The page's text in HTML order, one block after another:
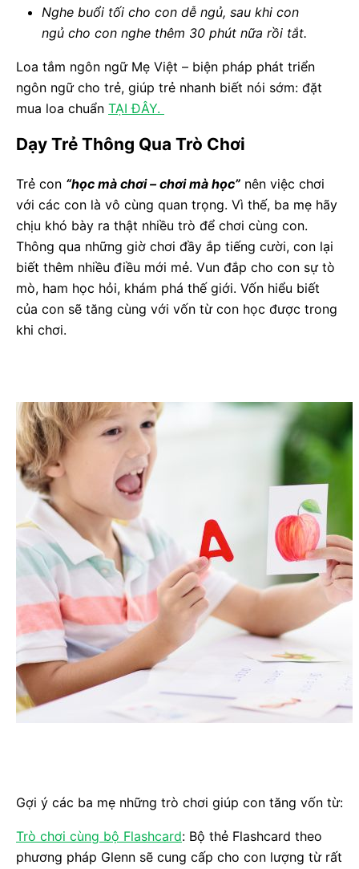
Nghe buổi tối cho con dễ ngủ, sau khi con
ngủ cho con nghe thêm 30 phút nữa rồi tắt.
Loa tắm ngôn ngữ Mẹ Việt – biện pháp phát triển
ngôn ngữ cho trẻ, giúp trẻ nhanh biết nói sớm: đặt
mua loa chuẩn TẠI ĐÂY.
Dạy Trẻ Thông Qua Trò Chơi
Trẻ con “học mà chơi – chơi mà học” nên việc chơi
với các con là vô cùng quan trọng. Vì thế, ba mẹ hãy
chịu khó bày ra thật nhiều trò để chơi cùng con.
Thông qua những giờ chơi đầy ắp tiếng cười, con lại
biết thêm nhiều điều mới mẻ. Vun đắp cho con sự tò
mò, ham học hỏi, khám phá thế giới. Vốn hiểu biết
của con sẽ tăng cùng với vốn từ con học được trong
khi chơi.
Gợi ý các ba mẹ những trò chơi giúp con tăng vốn từ:
Trò chơi cùng bộ Flashcard: Bộ thẻ Flashcard theo
phương pháp Glenn sẽ cung cấp cho con lượng từ rất